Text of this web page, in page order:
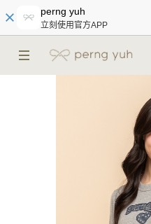
perng yuh
立刻使用官方APP